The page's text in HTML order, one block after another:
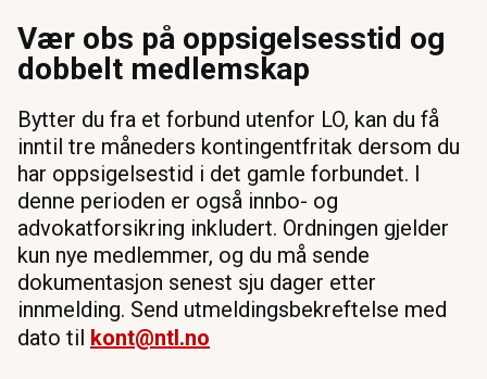
Vær obs på oppsigelsesstid og
dobbelt medlemskap
Bytter du fra et forbund utenfor LO, kan du få
inntil tre måneders kontingentfritak dersom du
har oppsigelsestid i det gamle forbundet. I
denne perioden er også innbo- og
advokatforsikring inkludert. Ordningen gjelder
kun nye medlemmer, og du må sende
dokumentasjon senest sju dager etter
innmelding. Send utmeldingsbekreftelse med
dato til kont@ntl.no